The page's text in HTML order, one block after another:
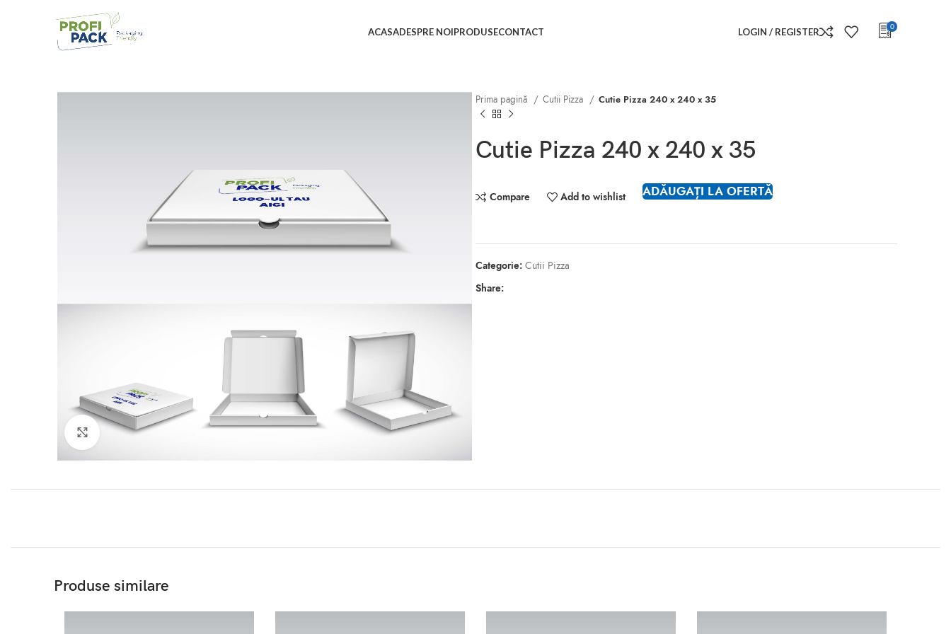
ACASADESPRE NOIPRODUSECONTACT LOGIN / REGISTER 0
Click to enlarge
Prima pagină Cutii Pizza Cutie Pizza 240 x 240 x 35
Cutie Pizza 240 x 240 x 35
Compare Add to wishlist ADĂUGAȚI LA OFERTĂ
Categorie: Cutii Pizza
Share:
Produse similare